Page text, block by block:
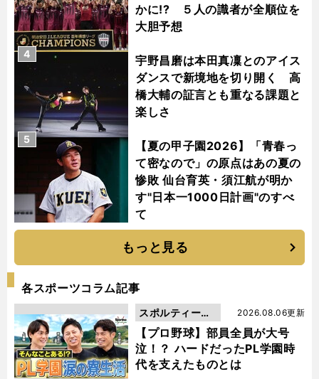
かに!? ５人の識者が全順位を
大胆予想
宇野昌磨は本田真凜とのアイス
ダンスで新境地を切り開く 高
橋大輔の証言とも重なる課題と
楽しさ
4
【夏の甲子園2026】「青春っ
て密なので」の原点はあの夏の
惨敗 仙台育英・須江航が明か
す"日本一1000日計画"のすべ
て
5
もっと見る
各スポーツコラム記事
【プロ野球】部員全員が大号
泣！？ ハードだったPL学園時
代を支えたものとは
2026.08.06更新
スポルティーバ
動画